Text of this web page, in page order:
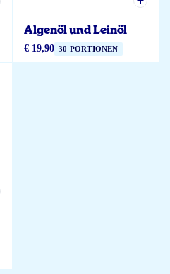
Algenöl und Leinöl
€ 19,90 30 PORTIONEN